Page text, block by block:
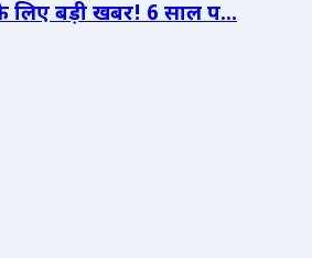
लिए बड़ी खबर! 6 साल प...